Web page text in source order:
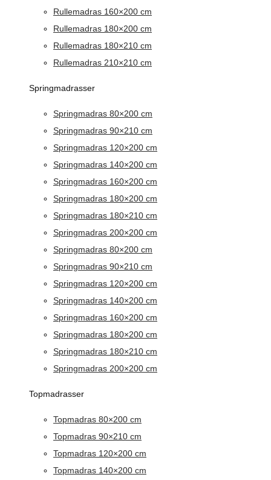
Rullemadras 160×200 cm
Rullemadras 180×200 cm
Rullemadras 180×210 cm
Rullemadras 210×210 cm
Springmadrasser
Springmadras 80×200 cm
Springmadras 90×210 cm
Springmadras 120×200 cm
Springmadras 140×200 cm
Springmadras 160×200 cm
Springmadras 180×200 cm
Springmadras 180×210 cm
Springmadras 200×200 cm
Springmadras 80×200 cm
Springmadras 90×210 cm
Springmadras 120×200 cm
Springmadras 140×200 cm
Springmadras 160×200 cm
Springmadras 180×200 cm
Springmadras 180×210 cm
Springmadras 200×200 cm
Topmadrasser
Topmadras 80×200 cm
Topmadras 90×210 cm
Topmadras 120×200 cm
Topmadras 140×200 cm